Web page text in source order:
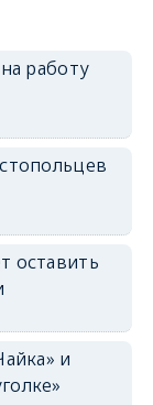
работу
оставить
и